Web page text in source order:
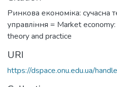
Ринкова економіка: сучасна
управління = Market
theory and practice
URI
https://dspace.onu.edu.ua/